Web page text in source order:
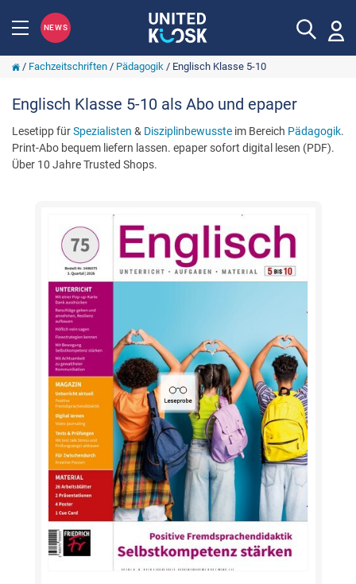
NEWS
/ Fachzeitschriften/ Pädagogik/ Englisch Klasse 5-10
Englisch Klasse 5-10 als Abo und epaper
Lesetipp fürSpezialisten & Disziplinbewusste im Bereich Pädagogik.
Print-Abo bequem liefern lassen. epaper sofort digital lesen (PDF).
Über 10 Jahre Trusted Shops.